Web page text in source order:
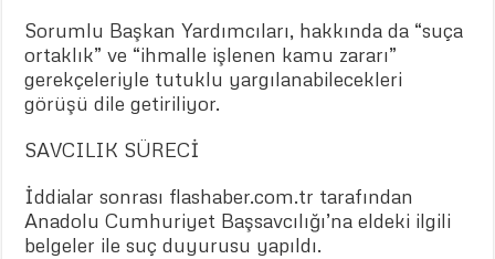
Sorumlu Başkan Yardımcıları, hakkında da “suça
ortaklık” ve “ihmalle işlenen kamu zararı”
gerekçeleriyle tutuklu yargılanabilecekleri
görüşü dile getiriliyor.
SAVCILIK SÜRECİ
İddialar sonrası flashaber.com.tr tarafından
Anadolu Cumhuriyet Başsavcılığı’na eldeki ilgili
belgeler ile suç duyurusu yapıldı.